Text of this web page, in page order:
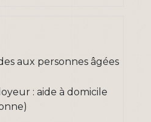
aux personnes âgées
: aide à domicile